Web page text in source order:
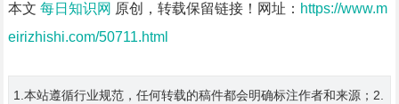
本文 每日知识网 原创，转载保留链接！网址： https://www.m
eirizhishi.com/50711.html
1.本站遵循行业规范，任何转载的稿件都会明确标注作者和来源；2.